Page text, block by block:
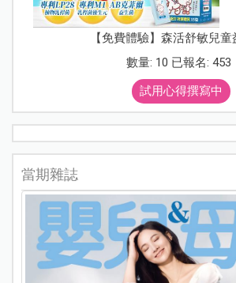
【免費體驗】森活舒敏兒
數量: 10 已報名: 453
試用心得撰寫中
當期雜誌